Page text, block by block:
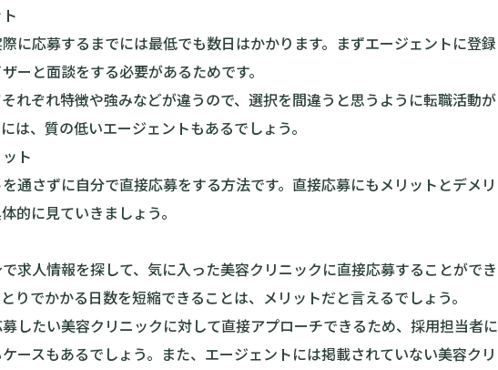
に応募するまでには最低でも数日はかかります。まずエージェントに登録
ーと面談をする必要があるためです。
れぞれ特徴や強みなどが違うので、選択を間違うと思うように転職活動が
は、質の低いエージェントもあるでしょう。
ト
通さずに自分で直接応募をする方法です。直接応募にもメリットとデメリ
的に見ていきましょう。
求人情報を探して、気に入った美容クリニックに直接応募することができ
りでかかる日数を短縮できることは、メリットだと言えるでしょう。
したい美容クリニックに対して直接アプローチできるため、採用担当者に
ースもあるでしょう。また、エージェントには掲載されていない美容クリ